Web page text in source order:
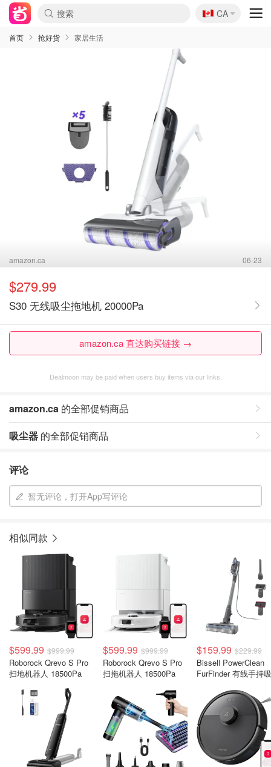
🇨🇦
CA
首页 抢好货 家居生活
amazon.ca 06-23
$279.99
S30 无线吸尘拖地机 20000Pa
amazon.ca 直达购买链接 →
Dealmoon may be paid when users buy items via our links.
amazon.ca 的全部促销商品
吸尘器 的全部促销商品
评论
暂无评论，打开App写评论
相似同款
$599.99 $999.99
Roborock Qrevo S Pro
扫地机器人 18500Pa
$599.99 $999.99
Roborock Qrevo S Pro
扫拖机器人 18500Pa
$159.99 $229.99
Bissell PowerClean
FurFinder 有线手持